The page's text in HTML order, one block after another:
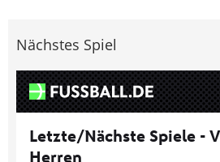
Nächstes Spiel